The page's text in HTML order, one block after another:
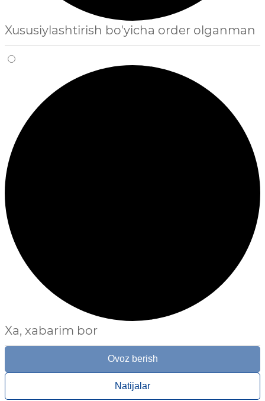
Xususiylashtirish bo'yicha order olganman
Xa, xabarim bor
Ovoz berish
Natijalar